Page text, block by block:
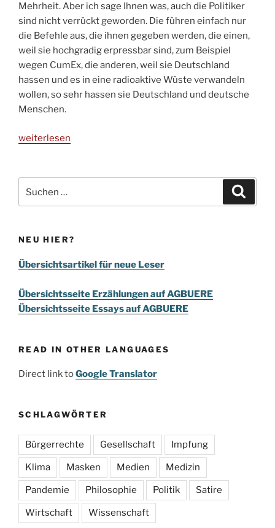
Mehrheit. Aber ich sage Ihnen was, auch die Politiker
sind nicht verrückt geworden. Die führen einfach nur
die Befehle aus, die ihnen gegeben werden, die einen,
weil sie hochgradig erpressbar sind, zum Beispiel
wegen CumEx, die anderen, weil sie Deutschland
hassen und es in eine radioaktive Wüste verwandeln
wollen, so sehr hassen sie Deutschland und deutsche
Menschen.
„Die
dunklen
Erde“
weiterlesen
nach:
NEU HIER?
Übersichtsartikel für neue Leser
Übersichtsseite Erzählungen auf AGBUERE
Übersichtsseite Essays auf AGBUERE
READ IN OTHER LANGUAGES
Direct link toGoogle Translator
SCHLAGWÖRTER
Bürgerrechte Gesellschaft Impfung
Klima Masken Medien Medizin
Pandemie Philosophie Politik Satire
Wirtschaft Wissenschaft